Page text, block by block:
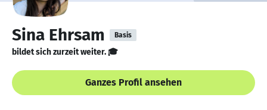
Sina Ehrsam Basis
bildet sich zurzeit weiter. 🎓
Ganzes Profil ansehen